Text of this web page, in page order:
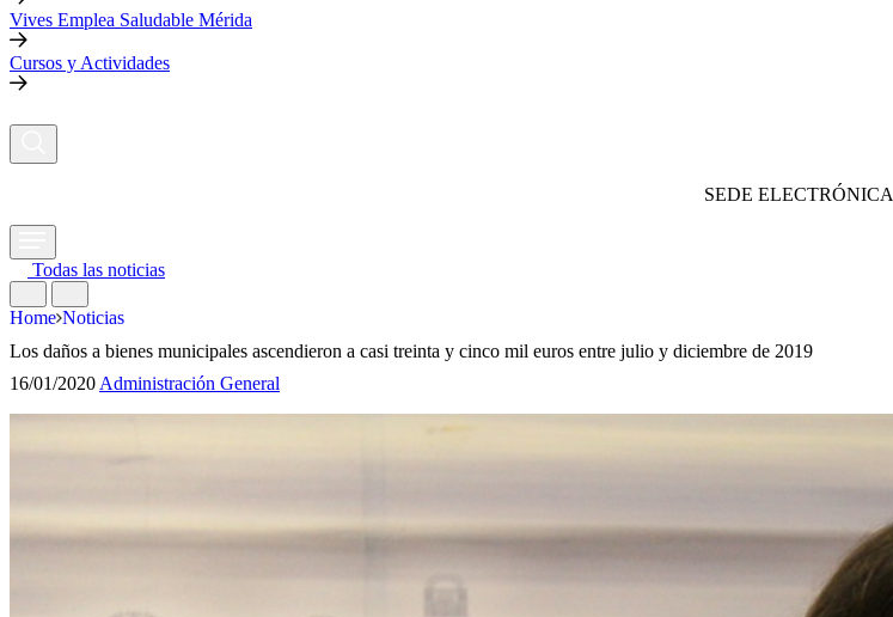
Vives Emplea Saludable Mérida
Cursos y Actividades
SEDE ELECTRÓNICA
Todas las noticias
Home Noticias
Los daños a bienes municipales ascendieron a casi treinta y cinco mil euros entre julio y diciembre de 2019
16/01/2020Administración General